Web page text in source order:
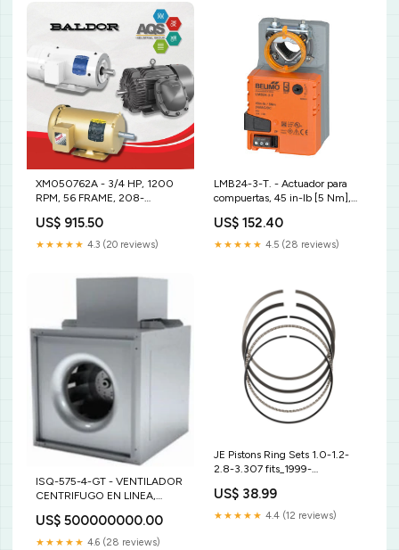
XM050762A - 3/4 HP, 1200
RPM, 56 FRAME, 208-
pulgadas
US$ 915.50
★★★★★ 4.3 (20 reviews)
LMB24-3-T. - Actuador para
compuertas, 45 in-lb [5 Nm],
AC/DC 24 V, On/Off
(Encendido/Apagado), Punto
US$ 152.40
★★★★★ 4.5 (28 reviews)
ISQ-575-4-GT - VENTILADOR
CENTRIFUGO EN LINEA,
230V-460V/3F/60HZ, 4HP
TEFC Alimentacion
US$ 500000000.00
★★★★★ 4.6 (28 reviews)
JE Pistons Ring Sets 1.0-1.2-
2.8-3.307 fits_1999-
Night Train`Base~2001-
2006`Harley-Davidson`FXSTBI
US$ 38.99
★★★★★ 4.4 (12 reviews)